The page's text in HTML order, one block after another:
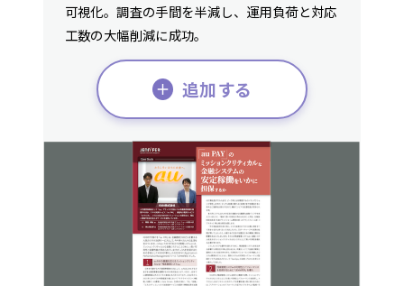
可視化。調査の手間を半減し、運用負荷と対応
工数の大幅削減に成功。
追加する